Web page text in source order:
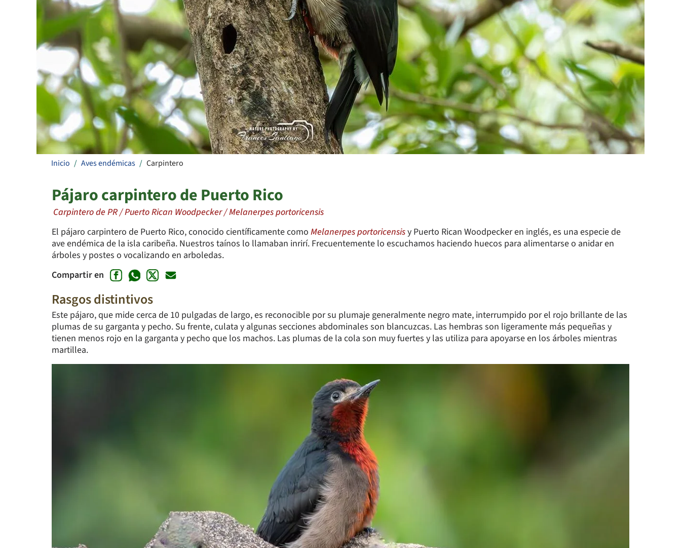
Inicio Aves endémicas Carpintero
Pájaro carpintero de Puerto Rico
Carpintero de PR / Puerto Rican Woodpecker / Melanerpes portoricensis
El pájaro carpintero de Puerto Rico, conocido científicamente como Melanerpes portoricensisy Puerto Rican Woodpecker en inglés, es una especie de
ave endémica de la isla caribeña. Nuestros taínos lo llamaban inrirí. Frecuentemente lo escuchamos haciendo huecos para alimentarse o anidar en
árboles y postes o vocalizando en arboledas.
Compartir en
Rasgos distintivos
Este pájaro, que mide cerca de 10 pulgadas de largo, es reconocible por su plumaje generalmente negro mate, interrumpido por el rojo brillante de las
plumas de su garganta y pecho. Su frente, culata y algunas secciones abdominales son blancuzcas. Las hembras son ligeramente más pequeñas y
tienen menos rojo en la garganta y pecho que los machos. Las plumas de la cola son muy fuertes y las utiliza para apoyarse en los árboles mientras
martillea.